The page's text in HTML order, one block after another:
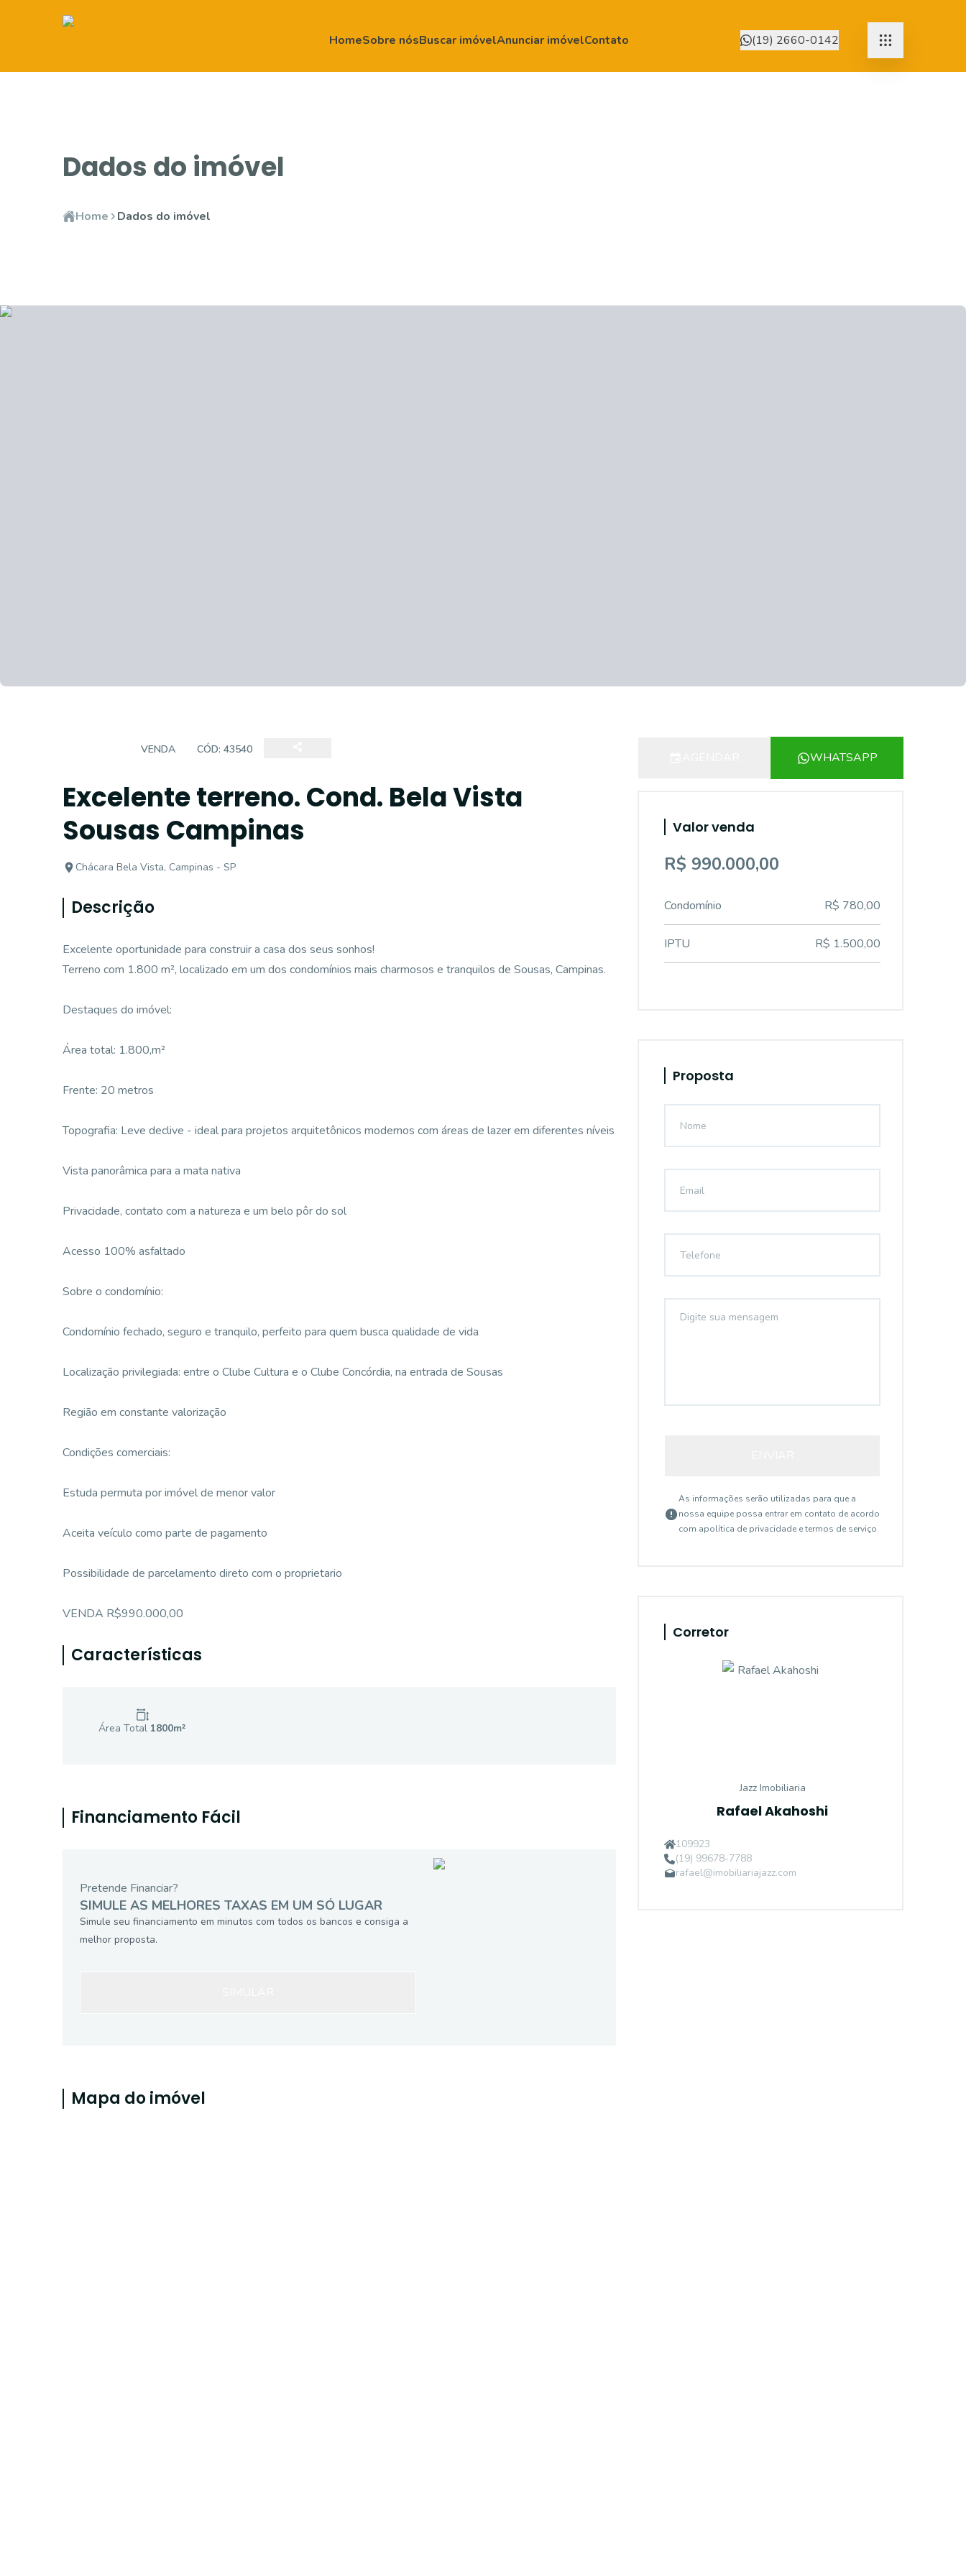
HomeSobre nósBuscar imóvelAnunciar imóvelContato (19) 2660-0142
Dados do imóvel
Home Dados do imóvel
VENDA CÓD: 43540
Excelente terreno. Cond. Bela Vista
Sousas Campinas
Chácara Bela Vista, Campinas - SP
Descrição
Excelente oportunidade para construir a casa dos seus sonhos!
Terreno com 1.800 m², localizado em um dos condomínios mais charmosos e tranquilos de Sousas, Campinas.
Destaques do imóvel:
Área total: 1.800,m²
Frente: 20 metros
Topografia: Leve declive - ideal para projetos arquitetônicos modernos com áreas de lazer em diferentes níveis
Vista panorâmica para a mata nativa
Privacidade, contato com a natureza e um belo pôr do sol
Acesso 100% asfaltado
Sobre o condomínio:
Condomínio fechado, seguro e tranquilo, perfeito para quem busca qualidade de vida
Localização privilegiada: entre o Clube Cultura e o Clube Concórdia, na entrada de Sousas
Região em constante valorização
Condições comerciais:
Estuda permuta por imóvel de menor valor
Aceita veículo como parte de pagamento
Possibilidade de parcelamento direto com o proprietario
VENDA R$990.000,00
Características
Área Total 1800m²
Financiamento Fácil
Pretende Financiar?
SIMULE AS MELHORES TAXAS EM UM SÓ LUGAR
Simule seu financiamento em minutos com todos os bancos e consiga a
melhor proposta.
Mapa do imóvel
WHATSAPP
Valor venda
R$ 990.000,00
Condomínio R$ 780,00
IPTU R$ 1.500,00
Proposta
As informações serão utilizadas para que a
nossa equipe possa entrar em contato de acordo
com apolítica de privacidade e termos de serviço
Corretor
Jazz Imobiliaria
Rafael Akahoshi
109923
(19) 99678-7788
rafael@imobiliariajazz.com